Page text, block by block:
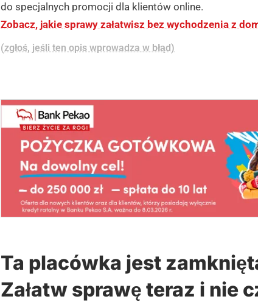
do specjalnych promocji dla klientów online.
Zobacz, jakie sprawy załatwisz bez wychodzenia z
(zgłoś, jeśli ten opis wprowadza w błąd)
Ta placówka jest
Załatw sprawę teraz i nie